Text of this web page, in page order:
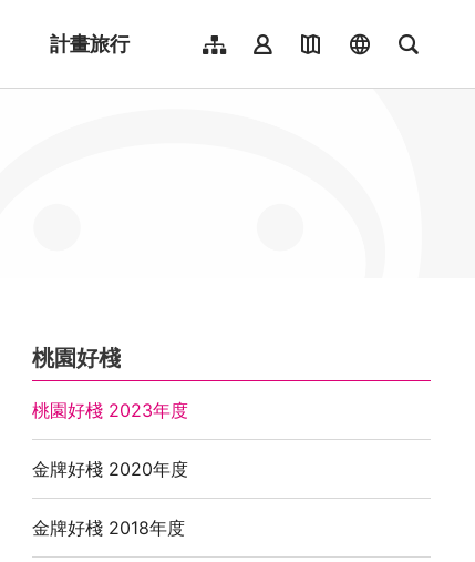
計畫旅行
網站導覽會員登入地圖導覽language全文檢
:::
桃園好棧
桃園好棧 2023年度
金牌好棧 2020年度
金牌好棧 2018年度